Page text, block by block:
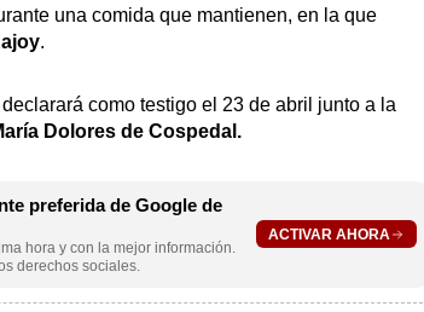
una comida que mantienen, en la que
.
como testigo el 23 de abril junto a la
Dolores de Cospedal.
preferida de Google de
hora y con la mejor información.
derechos sociales.
ACTIVAR AHORA